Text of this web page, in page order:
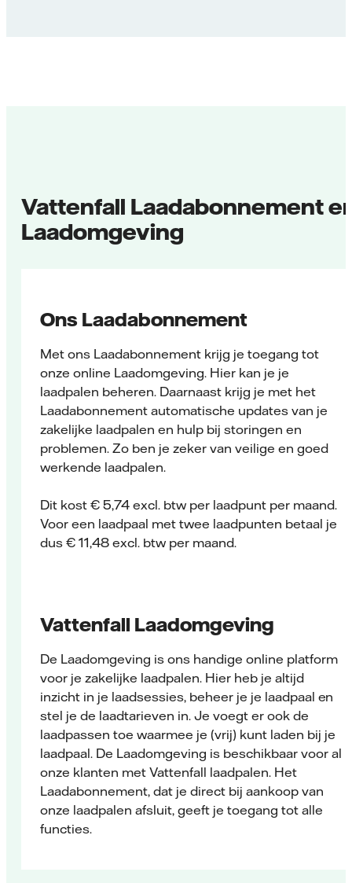
Vattenfall Laadabonnement
Laadomgeving
Ons Laadabonnement
Met ons Laadabonnement krijg je toegang tot
onze online Laadomgeving. Hier kan je je
laadpalen beheren.Daarnaast krijg je met het
Laadabonnement automatische updates van je
zakelijke laadpalen en hulp bij storingen en
problemen. Zo ben je zeker van veilige en goed
werkende laadpalen.
Dit kost € 5,74 excl. btw per laadpunt per maand.
Voor een laadpaal met twee laadpunten betaal je
dus € 11,48 excl. btw per maand.
Vattenfall Laadomgeving
De Laadomgeving is ons handige online platform
voor je zakelijke laadpalen. Hier heb je altijd
inzicht in je laadsessies, beheer je je laadpaal en
stel je de laadtarieven in. Je voegt er ook de
laadpassen toe waarmee je (vrij) kunt laden bij je
laadpaal. De Laadomgeving is beschikbaar voor al
onze klanten met Vattenfall laadpalen. Het
Laadabonnement, dat je direct bij aankoop van
onze laadpalen afsluit, geeft je toegang tot alle
functies.